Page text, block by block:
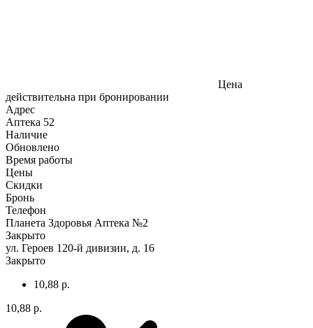
Цена
действительна при бронировании
Адрес
Аптека 52
Наличие
Обновлено
Время работы
Цены
Скидки
Бронь
Телефон
Планета Здоровья Аптека №2
Закрыто
ул. Героев 120-й дивизии, д. 16
Закрыто
10,88 р.
10,88 р.